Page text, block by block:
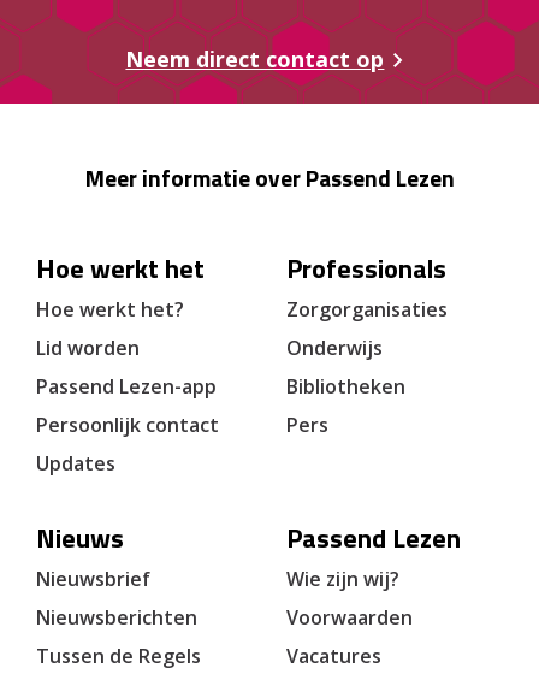
Neem direct contact op
Meer informatie over Passend Lezen
Hoe werkt het
Hoe werkt het?
Lid worden
Passend Lezen-app
Persoonlijk contact
Updates
Professionals
Zorgorganisaties
Onderwijs
Bibliotheken
Pers
Nieuws
Nieuwsbrief
Nieuwsberichten
Tussen de Regels
Passend Lezen
Wie zijn wij?
Voorwaarden
Vacatures